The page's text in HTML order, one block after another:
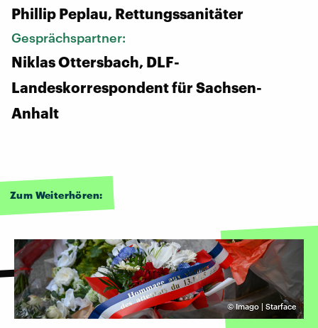
Phillip Peplau, Rettungssanitäter
Gesprächspartner:
Niklas Ottersbach, DLF-
Landeskorrespondent für Sachsen-
Anhalt
Zum Weiterhören:
©Imago | Starface